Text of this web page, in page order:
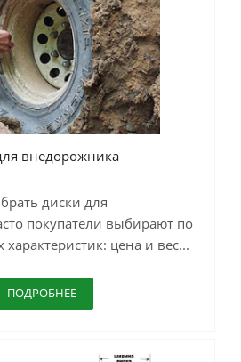
внедорожника
диски для
покупатели выбирают по
характеристик: цена и вес...
ПОДРОБНЕЕ